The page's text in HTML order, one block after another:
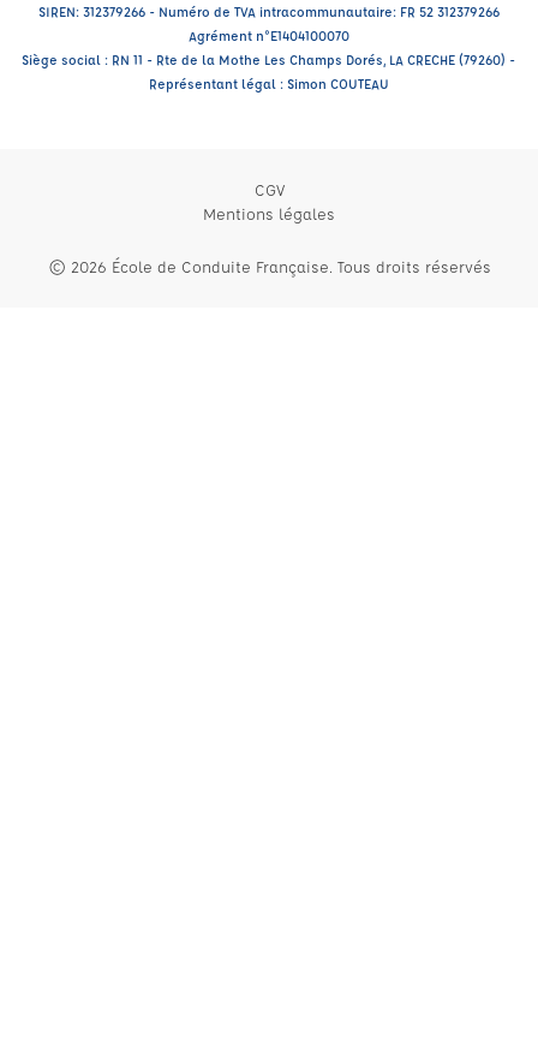
SIREN: 312379266 - Numéro de TVA intracommunautaire: FR 52 312379266
Agrément n°E1404100070
Siège social : RN 11 - Rte de la Mothe Les Champs Dorés, LA CRECHE (79260) -
Représentant légal : Simon COUTEAU
CGV
Mentions légales
© 2026 École de Conduite Française. Tous droits réservés